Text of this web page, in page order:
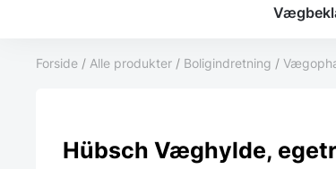
Forside / Alle produkter / Boligindretning /
Hübsch Væghylde,